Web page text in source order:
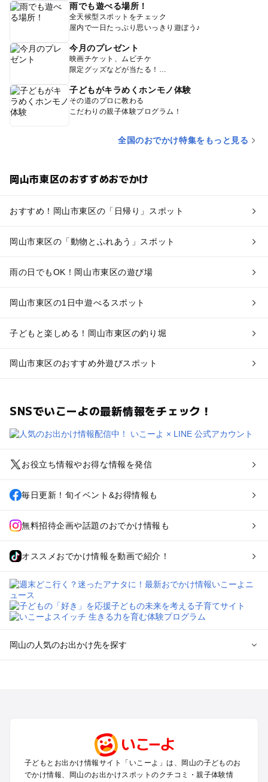
雨でも遊べる場所！
全天候型スポットをチェック
屋内で一日たっぷり思いっきり遊ぼう♪
今月のプレゼント
映画チケット、ムビチケ
限定グッズなどが当たる！
子どもがキラめくホンモノ体験
その道のプロに教わる
こだわりの親子体験プログラム！
全国のおでかけ特集をもっと見る
岡山市東区のおすすめおでかけ
おすすめ！岡山市東区の「日帰り」スポット
岡山市東区の「動物とふれあう」スポット
雨の日でもOK！岡山市東区の遊び場
岡山市東区の1日中遊べるスポット
子どもと楽しめる！岡山市東区の釣り堀
岡山市東区のおすすめ外遊びスポット
SNSでいこーよの最新情報をチェック！
お役立ち情報やお得な情報を発信
毎日更新！旬イベント&お得情報も
無料招待企画や話題のおでかけ情報も
オススメおでかけ情報を動画で紹介！
岡山の人気のお出かけ先を探す
高梁・新見・吉備高原のプールお出かけ
岡山の定番お出かけスポット
子どもとお出かけ情報サイト「いこーよ」は、岡山の子どものお
でかけ情報、岡山のお出かけスポットのクチコミ・親子体験情